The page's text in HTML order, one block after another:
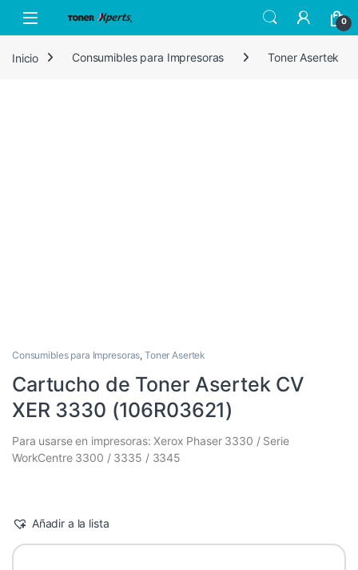
Open 0
Inicio Consumibles para Impresoras Toner Asertek
Consumibles para Impresoras, Toner Asertek
Cartucho de Toner Asertek CV
XER 3330 (106R03621)
Para usarse en impresoras: Xerox Phaser 3330 / Serie
WorkCentre 3300 / 3335 / 3345
Añadir a la lista